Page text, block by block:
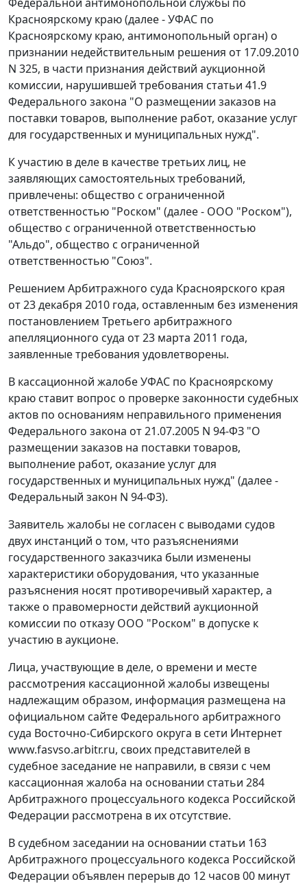
Красноярскому краю (далее - УФАС по
Красноярскому краю, антимонопольный орган) о
признании недействительным решения от 17.09.2010
N 325, в части признания действий аукционной
комиссии, нарушившей требования статьи 41.9
Федерального закона "О размещении заказов на
поставки товаров, выполнение работ, оказание услуг
для государственных и муниципальных нужд".
К участию в деле в качестве третьих лиц, не
заявляющих самостоятельных требований,
привлечены: общество с ограниченной
ответственностью "Роском" (далее - ООО "Роском"),
общество с ограниченной ответственностью
"Альдо", общество с ограниченной
ответственностью "Союз".
Решением Арбитражного суда Красноярского края
от 23 декабря 2010 года, оставленным без изменения
постановлением Третьего арбитражного
апелляционного суда от 23 марта 2011 года,
заявленные требования удовлетворены.
В кассационной жалобе УФАС по Красноярскому
краю ставит вопрос о проверке законности судебных
актов по основаниям неправильного применения
Федерального закона от 21.07.2005 N 94-ФЗ "О
размещении заказов на поставки товаров,
выполнение работ, оказание услуг для
государственных и муниципальных нужд" (далее -
Федеральный закон N 94-ФЗ).
Заявитель жалобы не согласен с выводами судов
двух инстанций о том, что разъяснениями
государственного заказчика были изменены
характеристики оборудования, что указанные
разъяснения носят противоречивый характер, а
также о правомерности действий аукционной
комиссии по отказу ООО "Роском" в допуске к
участию в аукционе.
Лица, участвующие в деле, о времени и месте
рассмотрения кассационной жалобы извещены
надлежащим образом, информация размещена на
официальном сайте Федерального арбитражного
суда Восточно-Сибирского округа в сети Интернет
www.fasvso.arbitr.ru, своих представителей в
судебное заседание не направили, в связи с чем
кассационная жалоба на основании статьи 284
Арбитражного процессуального кодекса Российской
Федерации рассмотрена в их отсутствие.
В судебном заседании на основании статьи 163
Арбитражного процессуального кодекса Российской
Федерации объявлен перерыв до 12 часов 00 минут